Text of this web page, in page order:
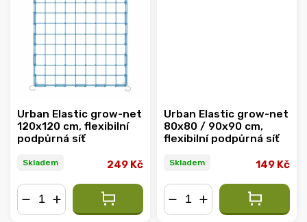
Urban Elastic grow-net
120x120 cm, flexibilní
podpůrná síť
Skladem 249 Kč
Urban Elastic grow-net
80x80 / 90x90 cm,
flexibilní podpůrná síť
Skladem 149 Kč